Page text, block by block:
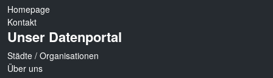
Homepage
Kontakt
Unser Datenportal
Städte / Organisationen
Über uns